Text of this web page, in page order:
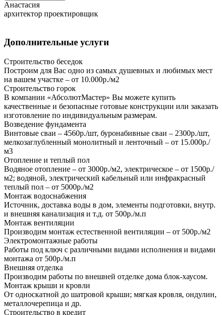
Анастасия
архитектор проектировщик
Дополнительные услуги
Строительство беседок
Построим для Вас одно из самых душевных и любимых мест
на вашем участке – от 10.000р./м2
Строительство горок
В компании «АбсолютМастер» Вы можете купить
качественные и безопасные готовые конструкции или заказать
изготовление по индивидуальным размерам.
Возведение фундамента
Винтовые сваи – 4560р./шт, буронабивные сваи – 2300р./шт,
мелкозаглубленный монолитный и ленточный – от 15.000р./
м3
Отопление и теплый пол
Водяное отопление – от 3000р./м2, электрическое – от 1500р./
м2; водяной, электрический кабельный или инфракрасный
теплый пол – от 5000р./м2
Монтаж водоснабжения
Источник, доставка воды в дом, элементы подготовки, внутр.
и внешняя канализация и т.д. от 500р./м.п
Монтаж вентиляции
Производим монтаж естественной вентиляции – от 500р./м2
Электромонтажные работы
Работы под ключ с различными видами исполнения и видами
монтажа от 500р./м.п
Внешняя отделка
Производим работы по внешней отделке дома блок-хаусом.
Монтаж крыши и кровли
От односкатной до шатровой крыши; мягкая кровля, ондулин,
металлочерепица и др.
Строительство в кредит